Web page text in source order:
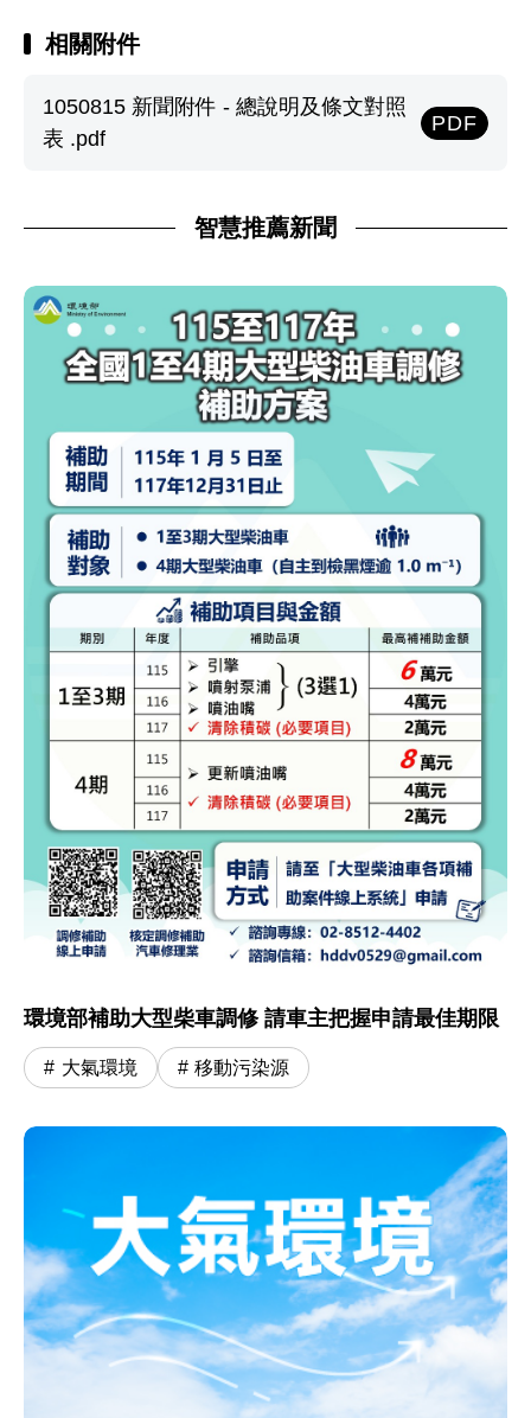
相關附件
1050815 新聞附件 - 總說明及條文對照
表 .pdf
PDF
智慧推薦新聞
環境部補助大型柴車調修 請車主把握申請最佳期限
大氣環境 移動污染源